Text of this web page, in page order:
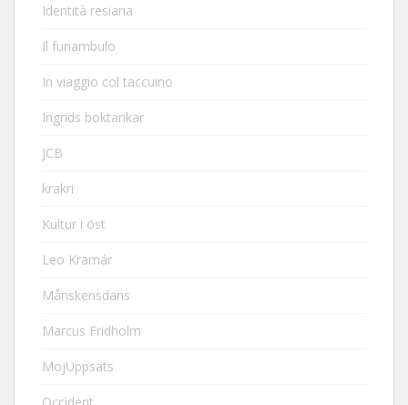
Identità resiana
Il funambulo
In viaggio col taccuino
Ingrids boktankar
JCB
krakri
Kultur i öst
Leo Kramár
Månskensdans
Marcus Fridholm
MojUppsats
Occident